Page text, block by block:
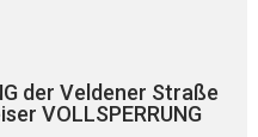
der Veldener Straße
VOLLSPERRUNG